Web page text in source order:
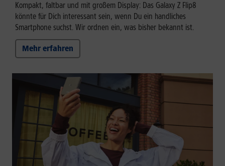
Kompakt, faltbar und mit großem Display: Das Galaxy Z Flip8
könnte für Dich interessant sein, wenn Du ein handliches
Smartphone suchst. Wir ordnen ein, was bisher bekannt ist.
Mehr erfahren